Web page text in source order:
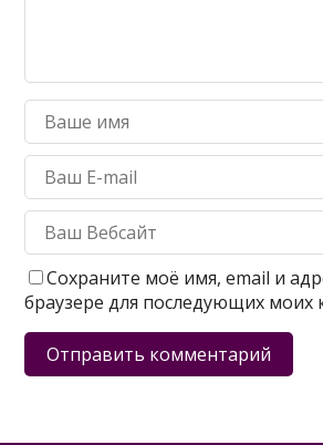
Сохраните моё имя, email и
браузере для последующих моих